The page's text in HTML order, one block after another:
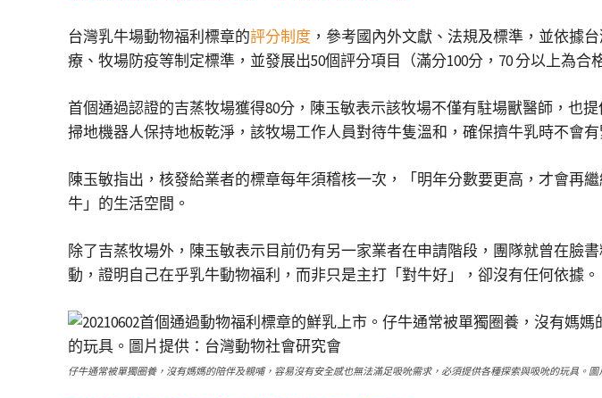
台灣乳牛場動物福利標章的評分制度 ，參考國內外文獻、法規及標準，並依據
療、牧場防疫等制定標準，並發展出50個評分項目（滿分100分，70 分以上為合
首個通過認證的吉蒸牧場獲得80分，陳玉敏表示該牧場不僅有駐場獸醫師，也
掃地機器人保持地板乾淨，該牧場工作人員對待牛隻溫和，確保擠牛乳時不會有
陳玉敏指出，核發給業者的標章每年須稽核一次，「明年分數要更高，才會再
牛」的生活空間。
除了吉蒸牧場外，陳玉敏表示目前仍有另一家業者在申請階段，團隊就曾在臉
動，證明自己在乎乳牛動物福利，而非只是主打「對牛好」，卻沒有任何依據。
仔牛通常被單獨圈養，沒有媽媽的陪伴及親哺，容易沒有安全感也無法滿足吸吮需求，必須提供各種探索與吸吮的玩具。